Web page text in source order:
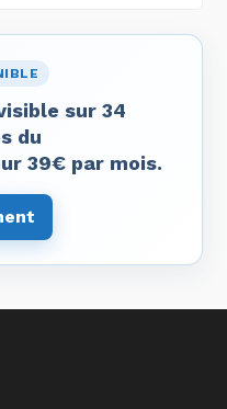
sur 34
du
39€ par mois.